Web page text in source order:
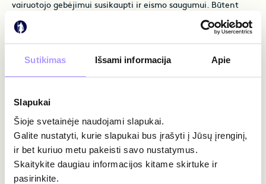
Sutikimas Išsami informacija Apie
Slapukai
Šioje svetainėje naudojami slapukai.
Galite nustatyti, kurie slapukai bus įrašyti į Jūsų įrenginį,
ir bet kuriuo metu pakeisti savo nustatymus.
Skaitykite daugiau informacijos kitame skirtuke ir
pasirinkite.
vairuotojo gebėjimui susikaupti ir eismo saugumui. Būtent
todėl narvas bus geriausias pasirinkimas tiek šuns, tiek jūsų ir
kitų eismo dalyvių saugumui“, – pataria „Gjensidige“ Žalų
vadovė Baltijos šalims Viktorija Katilienė.
antklodę arba rankšluostį. Specialistai rekomenduoja paimti
iš namų patiesalą, ant kurio gyvūnas dažnai ilsisi. Pažįstamas
daiktas gali sumažinti svetimos aplinkos stresą. Nepamirškite
prisisegti ne tik savo, bet ir augintinio narvelio!
Jei vis dėlto jaučiate, kad augintinis blogai jaučiasi
transportavimo narve, galima įsigyti saugos diržus šunims ir